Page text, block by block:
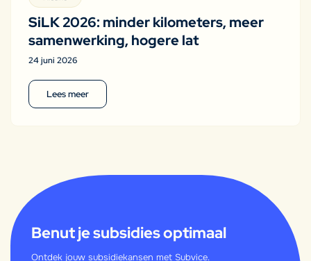
SiLK 2026: minder kilometers, meer
samenwerking, hogere lat
24 juni 2026
Lees meer
Benut je subsidies optimaal
Ontdek jouw subsidiekansen met Subvice.